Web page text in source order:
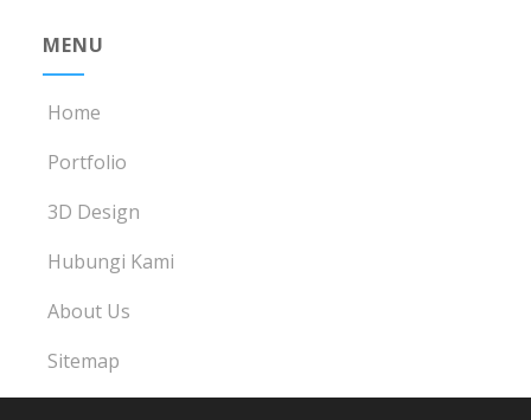
MENU
Home
Portfolio
3D Design
Hubungi Kami
About Us
Sitemap